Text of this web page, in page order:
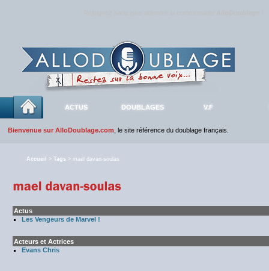
ACTUS DOUBLAGES V.F
Bienvenue sur AlloDoublage.com , le site référence du doublage français.
Accueil > Tags > mael davan-soulas
Actus
Les Vengeurs de Marvel !
Acteurs et Actrices
Evans Chris